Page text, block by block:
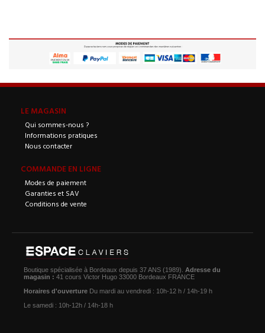
LE MAGASIN
Qui sommes-nous ?
Informations pratiques
Nous contacter
COMMANDE EN LIGNE
Modes de paiement
Garanties et SAV
Conditions de vente
Boutique spécialisée à Bordeaux depuis 37 ANS (1989). Adresse du
magasin : 41 cours Victor Hugo 33000 Bordeaux FRANCE
Horaires d'ouverture Du mardi au vendredi : 10h-12 h / 14h-19 h
Le samedi : 10h-12h / 14h-18 h